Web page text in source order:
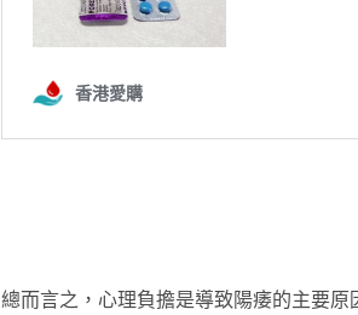
總而言之，心理負擔是導致陽痿的主要